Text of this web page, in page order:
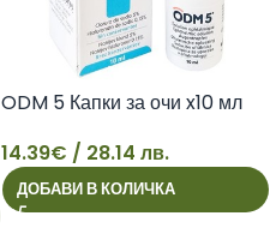
14
ODM 5 Капки за очи x10 мл
14.39€ / 28.14 лв.
ДОБАВИ В КОЛИЧКА